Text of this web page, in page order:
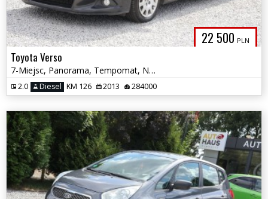
22 500 PLN
Toyota Verso
7-Miejsc, Panorama, Tempomat, Nawigacja, Grzane fotele, SERWIS.
2.0 Diesel KM 126 2013 284000